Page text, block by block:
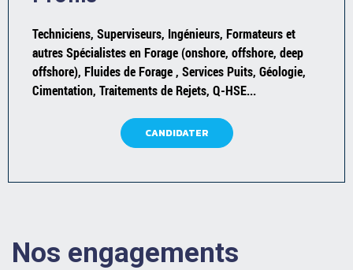
Techniciens, Superviseurs, Ingénieurs, Formateurs et
autres Spécialistes en Forage (onshore, offshore, deep
offshore), Fluides de Forage , Services Puits, Géologie,
Cimentation, Traitements de Rejets, Q-HSE...
CANDIDATER
Nos engagements